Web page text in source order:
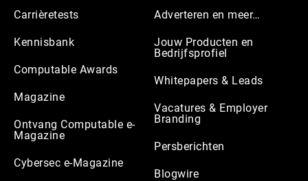
Carrièretests
Kennisbank
Computable Awards
Magazine
Ontvang Computable e-
Magazine
Cybersec e-Magazine
Adverteren en meer…
Jouw Producten en
Bedrijfsprofiel
Whitepapers & Leads
Vacatures & Employer
Branding
Persberichten
Blogwire